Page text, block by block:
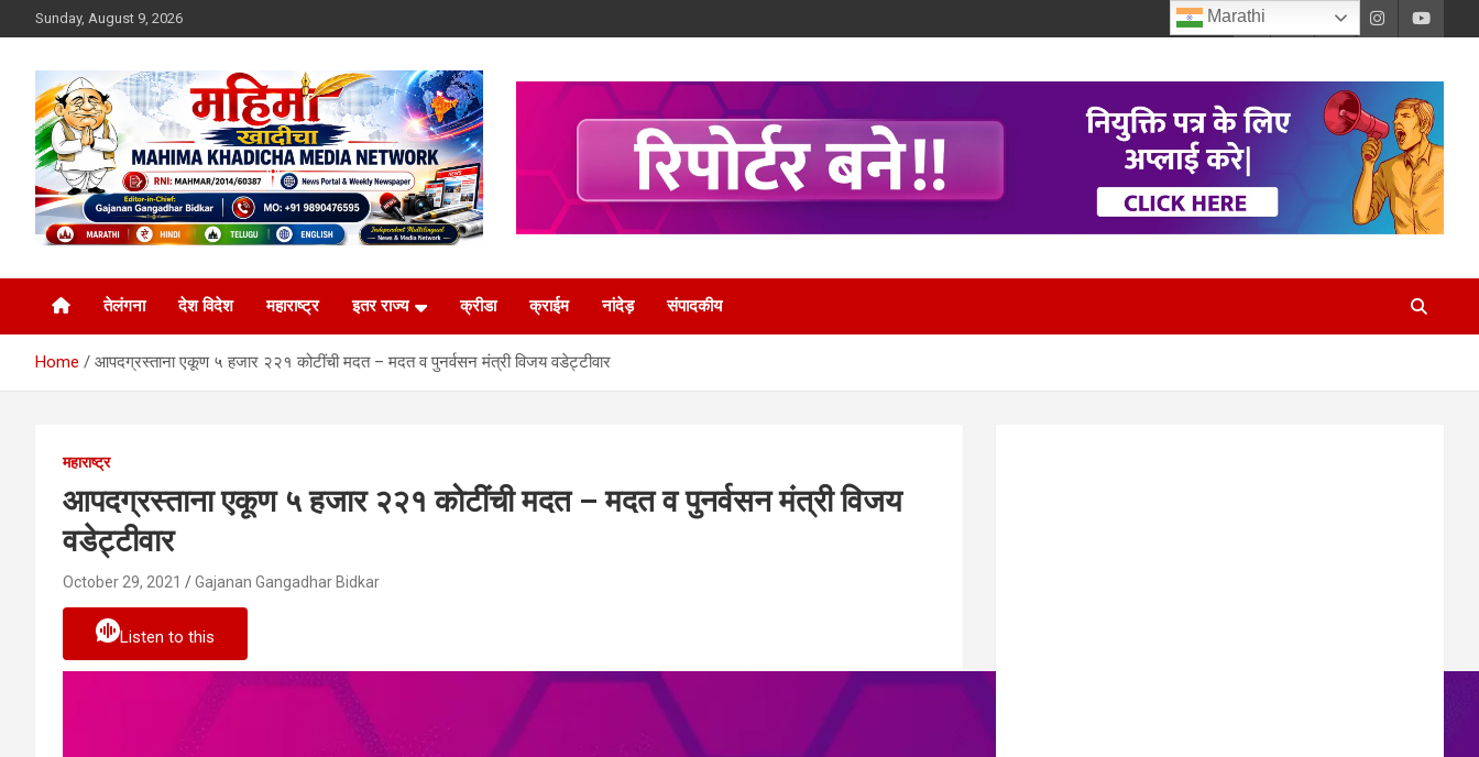
to
Sunday, August 9, 2026
Mahimakhadicha
तेलंगना देश विदेश महाराष्ट्र इतर राज्य क्रीडा क्राईम नांदेड़ संपादकीय
Home आपदग्रस्ताना एकूण ५ हजार २२१ कोटींची मदत – मदत व पुनर्वसन मंत्री विजय वडेट्टीवार
महाराष्ट्र
आपदग्रस्ताना एकूण ५ हजार २२१ कोटींची मदत – मदत व पुनर्वसन मंत्री विजय
वडेट्टीवार
October 29, 2021 Gajanan Gangadhar Bidkar
Listen to this
Marathi